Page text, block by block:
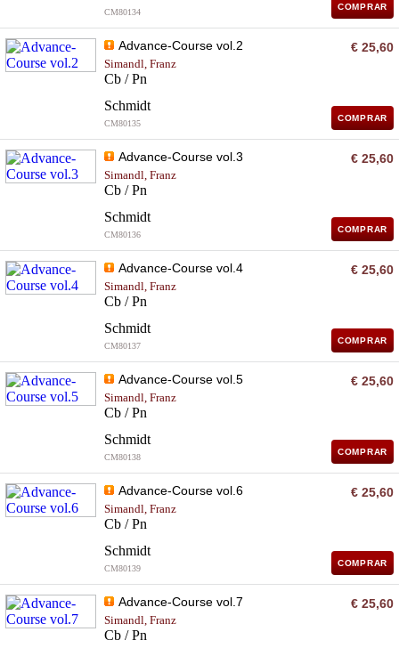
CM80134
COMPRAR
Advance-Course vol.2
Simandl, Franz
Cb / Pn
Schmidt
CM80135
€ 25,60
COMPRAR
Advance-Course vol.3
Simandl, Franz
Cb / Pn
Schmidt
CM80136
€ 25,60
COMPRAR
Advance-Course vol.4
Simandl, Franz
Cb / Pn
Schmidt
CM80137
€ 25,60
COMPRAR
Advance-Course vol.5
Simandl, Franz
Cb / Pn
Schmidt
CM80138
€ 25,60
COMPRAR
Advance-Course vol.6
Simandl, Franz
Cb / Pn
Schmidt
CM80139
€ 25,60
COMPRAR
Advance-Course vol.7
Simandl, Franz
Cb / Pn
€ 25,60